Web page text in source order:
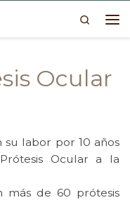
Search
Ocular
su labor por 10 años
Ocular a la
más de 60 prótesis